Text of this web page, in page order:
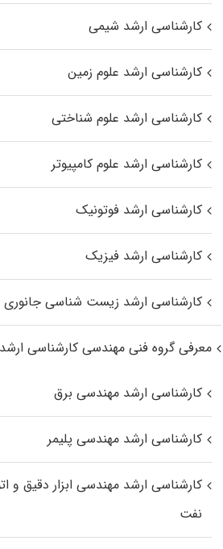
کارشناسی ارشد شیمی
کارشناسی ارشد علوم زمین
کارشناسی ارشد علوم شناختی
کارشناسی ارشد علوم کامپیوتر
کارشناسی ارشد فوتونیک
کارشناسی ارشد فیزیک
کارشناسی ارشد زیست‌ شناسی جانوری
معرفی گروه فنی مهندسی کارشناسی ارشد
کارشناسی ارشد مهندسی برق
کارشناسی ارشد مهندسی پلیمر
کارشناسی ارشد مهندسی ابزار دقیق و
نفت